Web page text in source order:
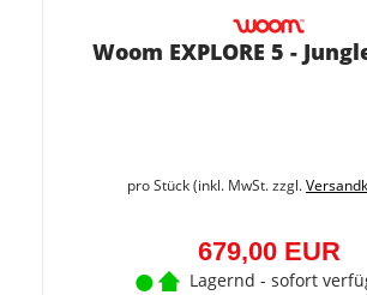
Woom EXPLORE 5 -
pro Stück (inkl. MwSt. zzgl.
679,00 EUR
Lagernd - sofort